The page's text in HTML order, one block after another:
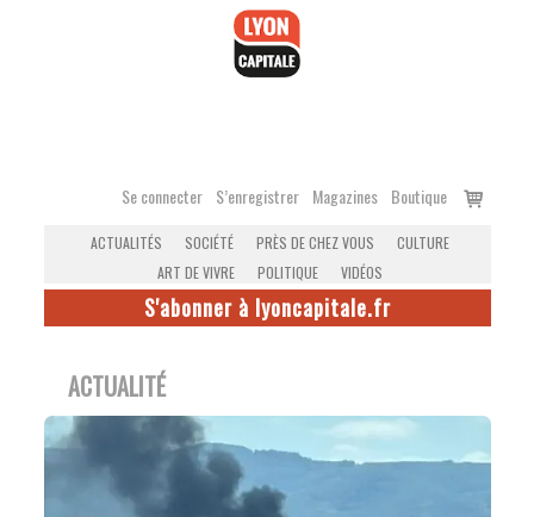
Se connecter S’enregistrer Magazines Boutique
Voir
ACTUALITÉS SOCIÉTÉ PRÈS DE CHEZ VOUS
CULTURE
ART DE VIVRE
POLITIQUE VIDÉOS
S'abonner à lyoncapitale.fr
ACTUALITÉ